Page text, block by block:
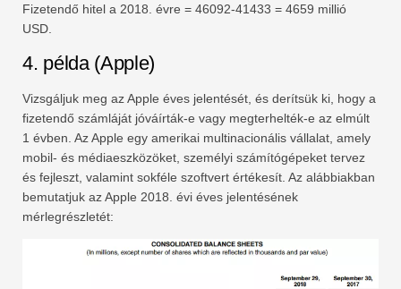
Fizetendő hitel a 2018. évre = 46092-41433 = 4659 millió
USD.
4. példa (Apple)
Vizsgáljuk meg az Apple éves jelentését, és derítsük ki, hogy a
fizetendő számláját jóváírták-e vagy megterhelték-e az elmúlt
1 évben. Az Apple egy amerikai multinacionális vállalat, amely
mobil- és médiaeszközöket, személyi számítógépeket tervez
és fejleszt, valamint sokféle szoftvert értékesít. Az alábbiakban
bemutatjuk az Apple 2018. évi éves jelentésének
mérlegrészletét: